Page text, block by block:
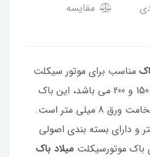
مقایسه
مناسب برای موتور سیکلت
هوندا با حجم موتور 125، 150 و 200 می باشد، این باک
بسیار باکیفیت و دارای ضخامت ورق 8 میلی متر است.
این باک تقریبا 10 لیتر و دارای بسته بندی اصولی
موتورسیکلت میلاد باک